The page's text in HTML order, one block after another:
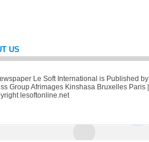
US
Le Soft International is Published by
Group Afrimages Kinshasa Bruxelles Paris |
lesoftonline.net